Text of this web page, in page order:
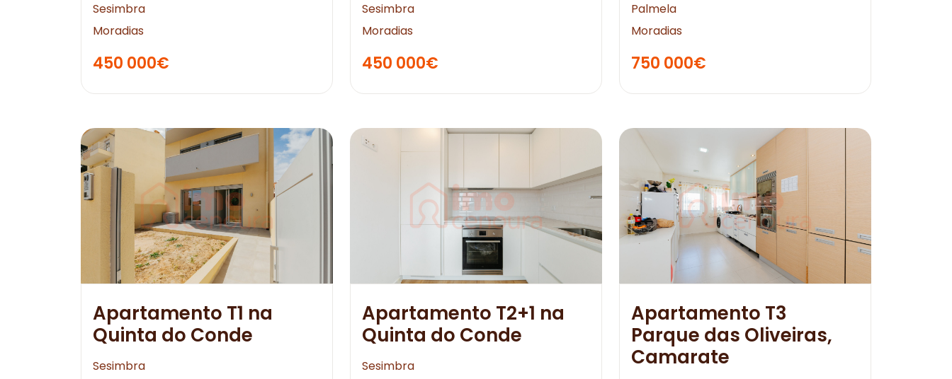
Sesimbra
Moradias
450 000€
Sesimbra
Moradias
450 000€
Palmela
Moradias
750 000€
Apartamento T1 na
Quinta do Conde
Sesimbra
Apartamento T2+1 na
Quinta do Conde
Sesimbra
Apartamento T3
Parque das Oliveiras,
Camarate